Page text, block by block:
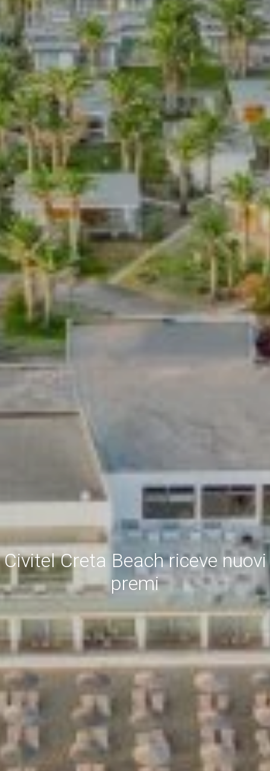
Civitel Creta Beach riceve nuovi
premi